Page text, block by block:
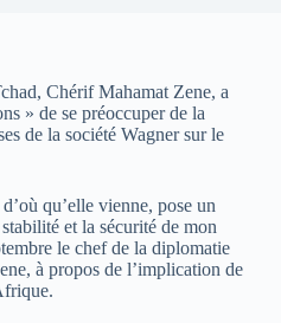
Chérif Mahamat Zene, a
» de se préoccuper de la
de la société Wagner sur le
qu’elle vienne, pose un
et la sécurité de mon
le chef de la diplomatie
à propos de l’implication de